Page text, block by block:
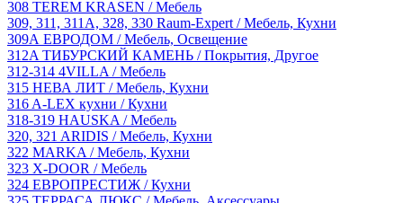
308 TEREM KRASEN / Мебель
309, 311, 311A, 328, 330 Raum-Expert / Мебель, Кухни
309А ЕВРОДОМ / Мебель, Освещение
312A ТИБУРСКИЙ КАМЕНЬ / Покрытия, Другое
312-314 4VILLA / Мебель
315 НЕВА ЛИТ / Мебель, Кухни
316 A-LEX кухни / Кухни
318-319 HAUSKA / Мебель
320, 321 ARIDIS / Мебель, Кухни
322 MARKA / Мебель, Кухни
323 X-DOOR / Мебель
324 ЕВРОПРЕСТИЖ / Кухни